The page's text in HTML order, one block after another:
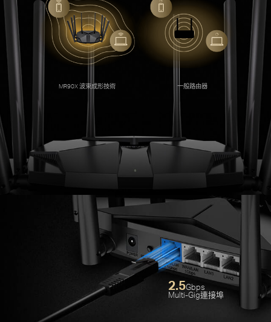
讓
MR90X 波束成形技術 一般路由器
2.5Gbps
Multi-Gig連接埠